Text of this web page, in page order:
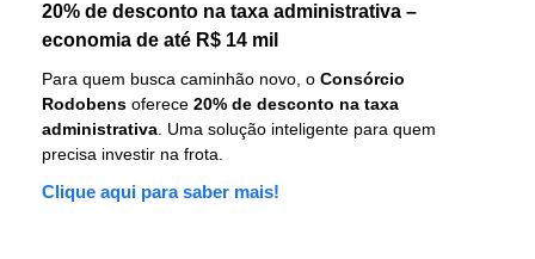
20% de desconto na taxa administrativa –
economia de até R$ 14 mil
Para quem busca caminhão novo, o Consórcio
Rodobens oferece 20% de desconto na taxa
administrativa . Uma solução inteligente para quem
precisa investir na frota.
Clique aqui para saber mais!